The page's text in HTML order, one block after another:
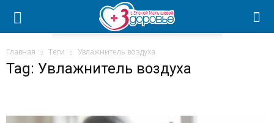
Главная Теги Увлажнитель воздуха
Tag: Увлажнитель воздуха